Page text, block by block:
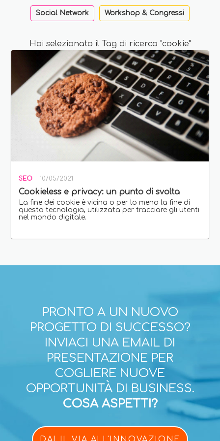
Social Network Workshop & Congressi
Hai selezionato il Tag di ricerca "cookie"
SEO 10/05/2021
Cookieless e privacy: un punto di svolta
La fine dei cookie è vicina o per lo meno la fine di
questa tecnologia, utilizzata per tracciare gli utenti
nel mondo digitale.
PRONTO A UN NUOVO
PROGETTO DI SUCCESSO?
INVIACI UNA EMAIL DI
PRESENTAZIONE PER
COGLIERE NUOVE
OPPORTUNITÀ DI BUSINESS.
COSA ASPETTI?